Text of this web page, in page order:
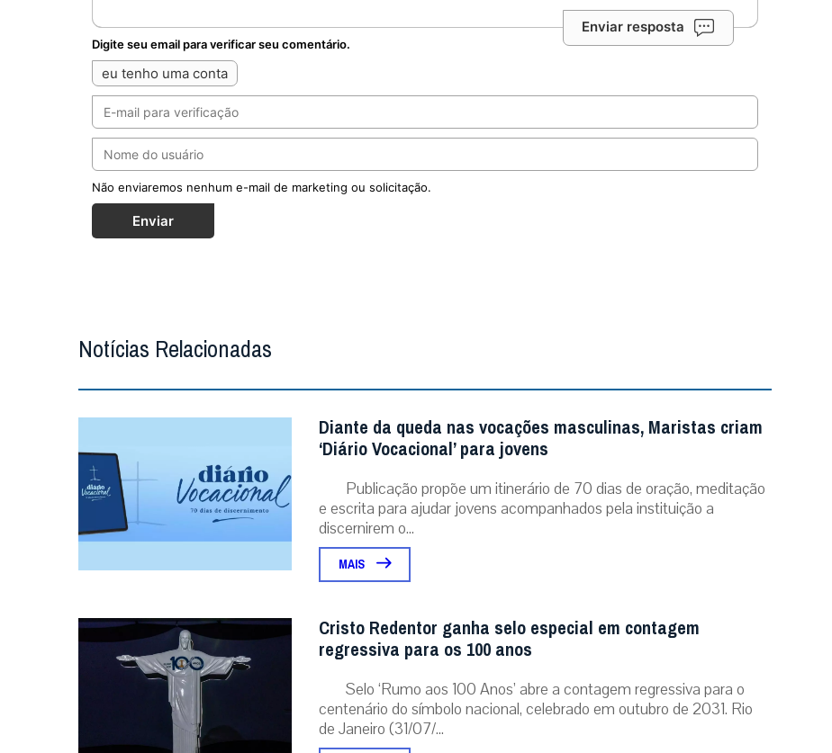
Enviar resposta
Digite seu email para verificar seu comentário.
eu tenho uma conta
Não enviaremos nenhum e-mail de marketing ou solicitação.
Enviar
Notícias Relacionadas
Diante da queda nas vocações masculinas, Maristas criam
‘Diário Vocacional’ para jovens
Publicação propõe um itinerário de 70 dias de oração, meditação
e escrita para ajudar jovens acompanhados pela instituição a
discernirem o...
MAIS
Cristo Redentor ganha selo especial em contagem
regressiva para os 100 anos
Selo ‘Rumo aos 100 Anos’ abre a contagem regressiva para o
centenário do símbolo nacional, celebrado em outubro de 2031. Rio
de Janeiro (31/07/...